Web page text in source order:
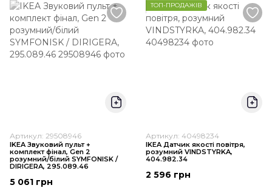
Артикул: 29508946
IKEA Звуковий пульт +
комплект фінал, Gen 2
розумний/білий SYMFONISK /
DIRIGERA, 295.089.46
5 061 грн
ТОП-ПРОДАЖІВ
Артикул: 40498234
IKEA Датчик якості повітря,
розумний VINDSTYRKA,
404.982.34
2 596 грн